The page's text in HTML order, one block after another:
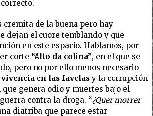
cremita de la buena pero hay
dejan el cuore temblando y que
en este espacio. Hablamos, por
corte “Alto da colina”, en el que se
pero no por ello menos necesario
en las favelasy la corrupción
genera odio y muertes bajo el
contra la droga. “¿Quer morrer
diatriba que parece estar